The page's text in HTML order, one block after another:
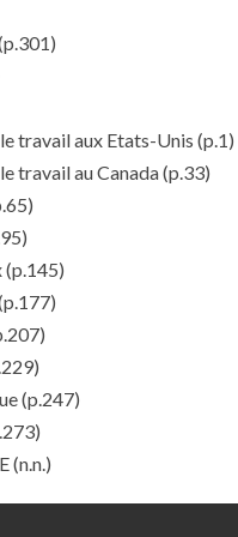
travail aux Etats-Unis (p.1)
travail au Canada(p.33)
(p.145)
(p.247)
(n.n.)